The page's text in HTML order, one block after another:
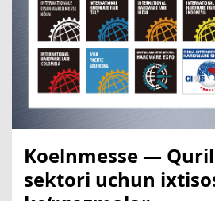
Koelnmesse —
sektori uchun